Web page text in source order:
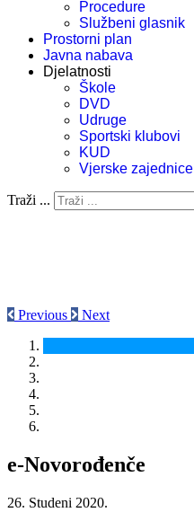
Procedure
Službeni glasnik
Prostorni plan
Javna nabava
Djelatnosti
Škole
DVD
Udruge
Sportski klubovi
KUD
Vjerske zajednice
Traži ...
Previous Next
e-Novorođenče
26. Studeni 2020.